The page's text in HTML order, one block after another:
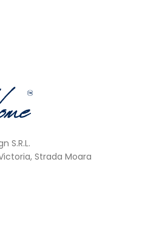
S.R.L.
Strada Moara